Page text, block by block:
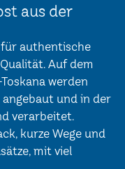
aus der
für authentische
Auf dem
werden
angebaut und in der
verarbeitet.
kurze Wege und
mit viel